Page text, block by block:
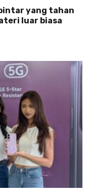
yang tahan
luar biasa